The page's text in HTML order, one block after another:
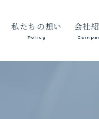
私たちの想い
Policy
会社